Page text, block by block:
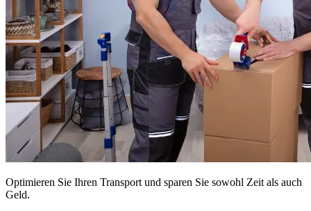
Optimieren Sie Ihren Transport und sparen Sie sowohl Zeit als auch
Geld.